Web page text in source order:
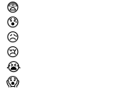
😨
😰
😥
😢
😭
😱